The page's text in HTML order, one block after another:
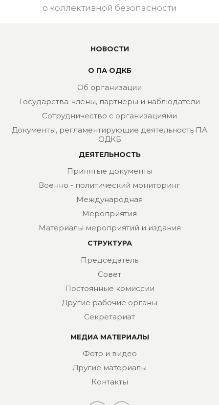
о коллективной безопасности
НОВОСТИ
О ПА ОДКБ
Об организации
Государства-члены, партнеры и наблюдатели
Сотрудничество с организациями
Документы, регламентирующие деятельность ПА
ОДКБ
ДЕЯТЕЛЬНОСТЬ
Принятые документы
Военно - политический мониторинг
Международная
Мероприятия
Материалы мероприятий и издания
СТРУКТУРА
Председатель
Совет
Постоянные комиссии
Другие рабочие органы
Секретариат
МЕДИА МАТЕРИАЛЫ
Фото и видео
Другие материалы
Контакты